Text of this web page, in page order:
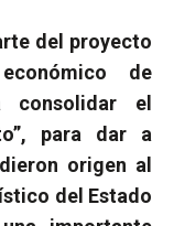
del proyecto
de
consolidar el
para dar a
origen al
del Estado